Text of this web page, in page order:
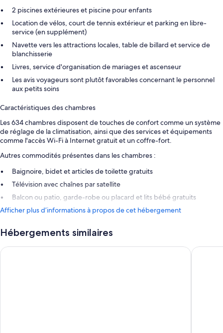
2 piscines extérieures et piscine pour enfants
Location de vélos, court de tennis extérieur et parking en libre-
service (en supplément)
Navette vers les attractions locales, table de billard et service de
blanchisserie
Livres, service d'organisation de mariages et ascenseur
Les avis voyageurs sont plutôt favorables concernant le personnel
aux petits soins
Caractéristiques des chambres
Les 634 chambres disposent de touches de confort comme un système
de réglage de la climatisation, ainsi que des services et équipements
comme l'accès Wi-Fi à Internet gratuit et un coffre-fort.
Autres commodités présentes dans les chambres :
Baignoire, bidet et articles de toilette gratuits
Télévision avec chaînes par satellite
Balcon ou patio, garde-robe ou placard et lits bébé gratuits
Afficher plus d’informations à propos de cet hébergement
Hébergements similaires
Royal Palm Resort & Spa - Adults Only